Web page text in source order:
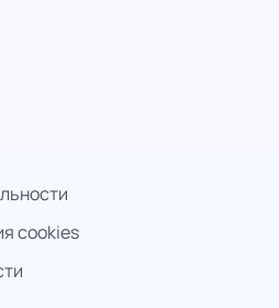
cookies